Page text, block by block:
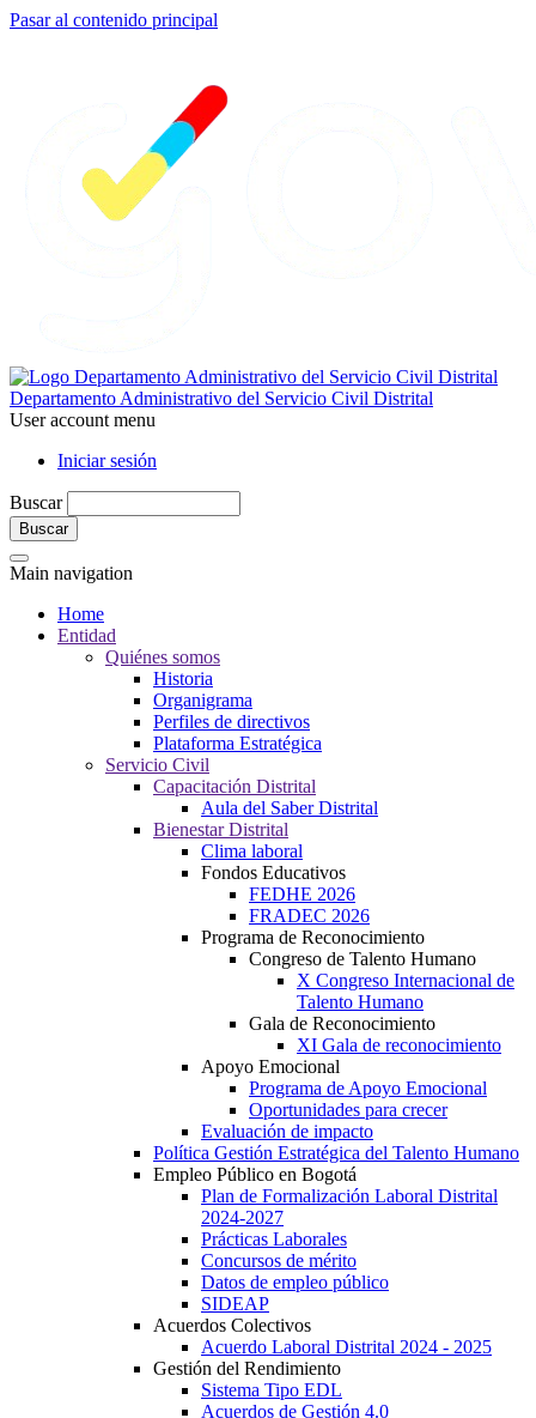
Pasar al contenido principal
Departamento Administrativo del Servicio Civil Distrital
User account menu
Iniciar sesión
Buscar
Main navigation
Home
Entidad
Quiénes somos
Historia
Organigrama
Perfiles de directivos
Plataforma Estratégica
Servicio Civil
Capacitación Distrital
Aula del Saber Distrital
Bienestar Distrital
Clima laboral
Fondos Educativos
FEDHE 2026
FRADEC 2026
Programa de Reconocimiento
Congreso de Talento Humano
X Congreso Internacional de
Talento Humano
Gala de Reconocimiento
XI Gala de reconocimiento
Apoyo Emocional
Programa de Apoyo Emocional
Oportunidades para crecer
Evaluación de impacto
Política Gestión Estratégica del Talento Humano
Empleo Público en Bogotá
Plan de Formalización Laboral Distrital
2024-2027
Prácticas Laborales
Concursos de mérito
Datos de empleo público
SIDEAP
Acuerdos Colectivos
Acuerdo Laboral Distrital 2024 - 2025
Gestión del Rendimiento
Sistema Tipo EDL
Acuerdos de Gestión 4.0